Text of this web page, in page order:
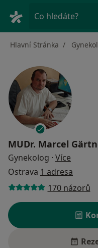
Co hledáte?
Hlavní Stránka
MUDr. Marcel
Gynekolog · Více
Ostrava 1 adresa
170 názorů